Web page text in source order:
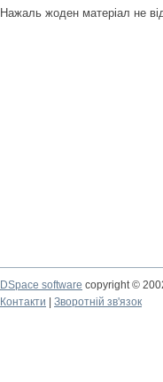
Нажаль жоден матеріал не
DSpace software copyright ©
Контакти
Зворотній зв'язок